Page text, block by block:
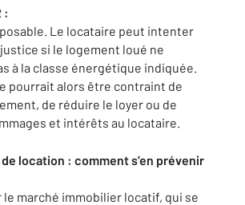
:
Le locataire peut intenter
si le logement loué ne
à la classe énergétique indiquée.
pourrait alors être contraint de
de réduire le loyer ou de
et intérêts au locataire.
location : comment s’en prévenir
le marché immobilier locatif, qui se